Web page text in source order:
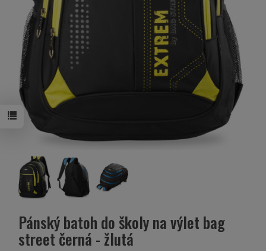
Pánský batoh do školy na výlet bag
street černá - žlutá